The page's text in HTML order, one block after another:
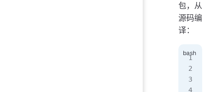
包，从
源码编
译：